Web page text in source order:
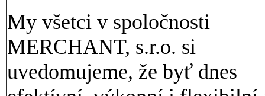
My všetci v spoločnosti
MERCHANT, s.r.o. si
uvedomujeme, že byť dnes